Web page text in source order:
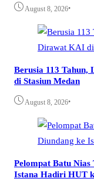
August 8, 2026•
Berusia 113
di Stasiun Medan
August 8, 2026•
Pelompat Batu Nias
Istana Hadiri HUT